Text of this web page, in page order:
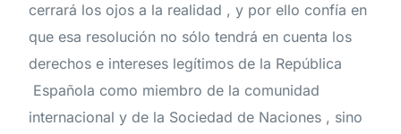
cerrará los ojos a la realidad , y por ello confía en
que esa resolución no sólo tendrá en cuenta los
derechos e intereses legítimos de la República
Española como miembro de la comunidad
internacional y de la Sociedad de Naciones , sino